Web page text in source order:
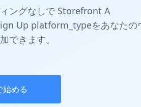
ングなしで Storefront A
Up platform_typeをあなたの
できます。
始める